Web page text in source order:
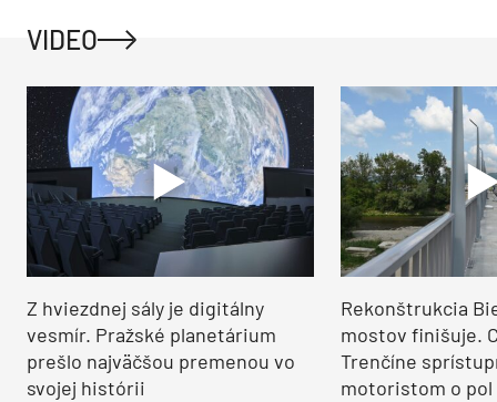
VIDEO
Z hviezdnej sály je digitálny
vesmír. Pražské planetárium
prešlo najväčšou premenou vo
svojej histórii
Rekonštrukcia
mostov finišuje.
Trenčíne
motoristom o pol